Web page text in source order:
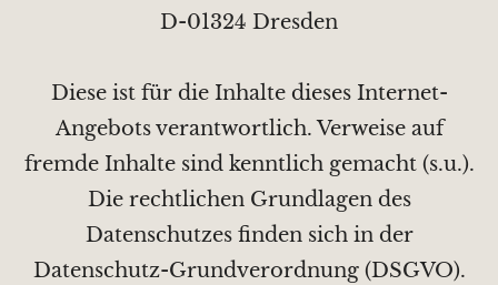
D-01324 Dresden
Diese ist für die Inhalte dieses Internet-
Angebots verantwortlich. Verweise auf
fremde Inhalte sind kenntlich gemacht (s.u.).
Die rechtlichen Grundlagen des
Datenschutzes finden sich in der
Datenschutz-Grundverordnung (DSGVO).